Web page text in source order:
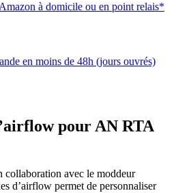
à domicile ou en point relais*
en moins de 48h (jours ouvrés)
pour AN RTA
avec le moddeur
d’airflow permet de personnaliser